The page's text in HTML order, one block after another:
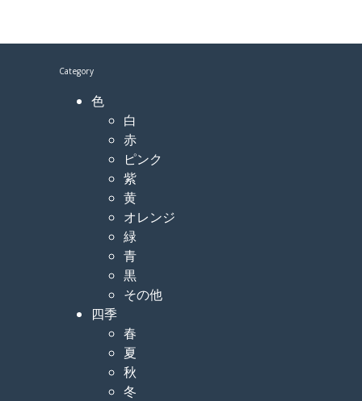
Category
色
白
赤
ピンク
紫
黄
オレンジ
緑
青
黒
その他
四季
春
夏
秋
冬